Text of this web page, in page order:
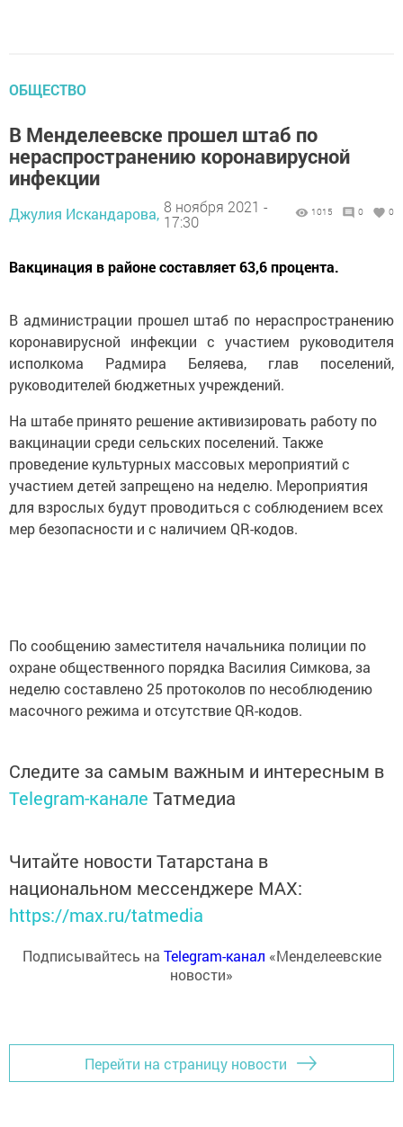
ОБЩЕСТВО
В Менделеевске прошел штаб по
нераспространению коронавирусной
инфекции
Джулия Искандарова, 8 ноября 2021 -
17:30
1015 0 0
Вакцинация в районе составляет 63,6 процента.
В администрации прошел штаб по нераспространению
коронавирусной инфекции с участием руководителя
исполкома Радмира Беляева, глав поселений,
руководителей бюджетных учреждений.
На штабе принято решение активизировать работу по
вакцинации среди сельских поселений. Также
проведение культурных массовых мероприятий с
участием детей запрещено на неделю. Мероприятия
для взрослых будут проводиться с соблюдением всех
мер безопасности и с наличием QR-кодов.
По сообщению заместителя начальника полиции по
охране общественного порядка Василия Симкова, за
неделю составлено 25 протоколов по несоблюдению
масочного режима и отсутствие QR-кодов.
Следите за самым важным и интересным в
Telegram-канале Татмедиа
Читайте новости Татарстана в
национальном мессенджере MАХ:
https://max.ru/tatmedia
Подписывайтесь на Telegram-канал «Менделеевские
новости»
Перейти на страницу новости